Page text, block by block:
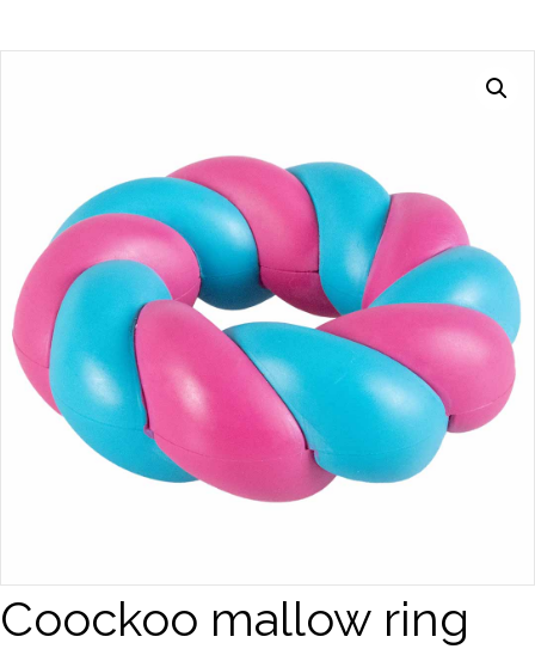
Coockoo mallow ring